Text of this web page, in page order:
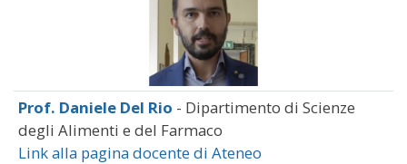
Prof. Daniele Del Rio - Dipartimento di Scienze
degli Alimenti e del Farmaco
Link alla pagina docente di Ateneo